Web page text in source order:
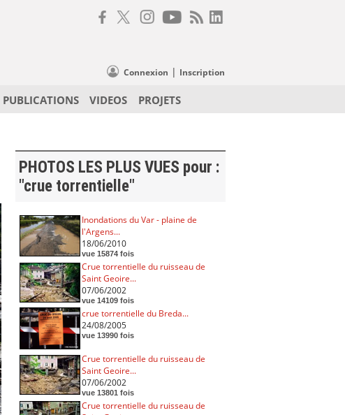
Connexion | Inscription
PUBLICATIONS VIDEOS PROJETS
PHOTOS LES PLUS VUES pour :
"crue torrentielle"
Inondations du Var - plaine de
l'Argens...
18/06/2010
vue 15874 fois
Crue torrentielle du ruisseau de
Saint Geoire...
07/06/2002
vue 14109 fois
crue torrentielle du Breda...
24/08/2005
vue 13990 fois
Crue torrentielle du ruisseau de
Saint Geoire...
07/06/2002
vue 13801 fois
Crue torrentielle du ruisseau de